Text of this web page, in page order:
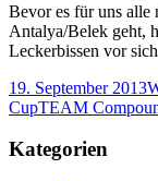
Bevor es für uns alle
Antalya/Belek geht,
Leckerbissen vor
19. September 2013
CupTEAM
Kategorien